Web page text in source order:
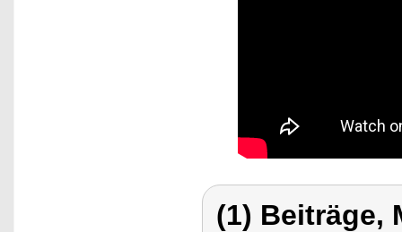
(1) Beiträge,